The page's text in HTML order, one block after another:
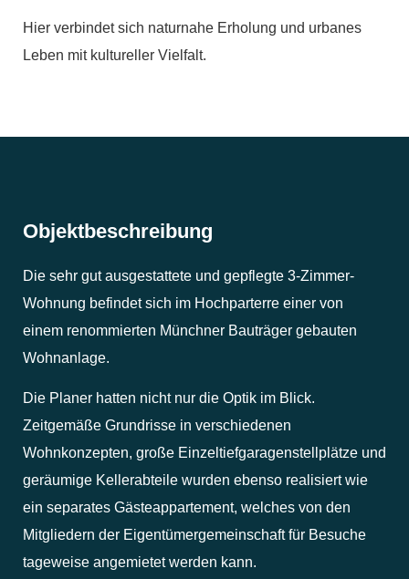
Hier verbindet sich naturnahe Erholung und urbanes
Leben mit kultureller Vielfalt.
Objektbeschreibung
Die sehr gut ausgestattete und gepflegte 3-Zimmer-
Wohnung befindet sich im Hochparterre einer von
einem renommierten Münchner Bauträger gebauten
Wohnanlage.
Die Planer hatten nicht nur die Optik im Blick.
Zeitgemäße Grundrisse in verschiedenen
Wohnkonzepten, große Einzeltiefgaragenstellplätze und
geräumige Kellerabteile wurden ebenso realisiert wie
ein separates Gästeappartement, welches von den
Mitgliedern der Eigentümergemeinschaft für Besuche
tageweise angemietet werden kann.